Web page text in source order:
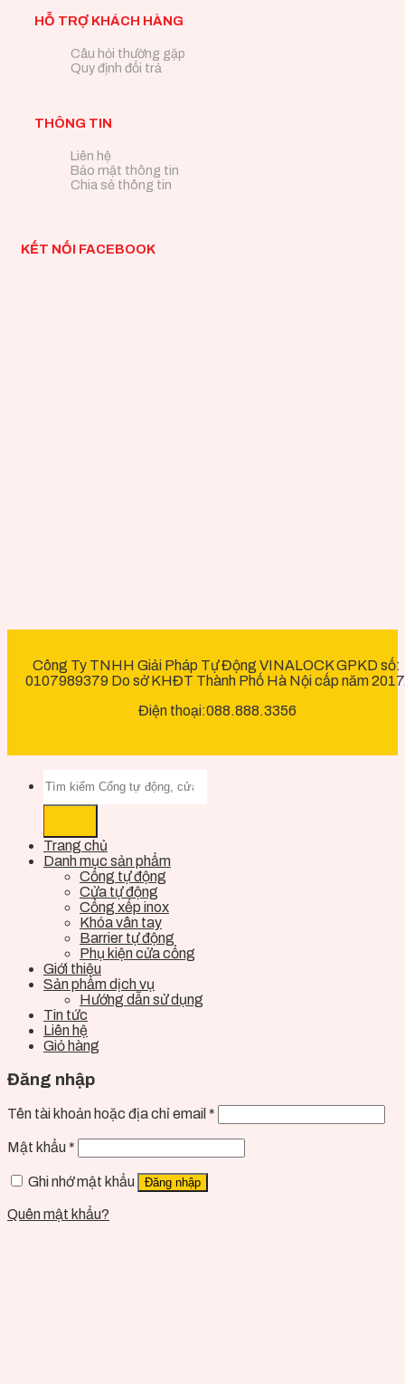
HỖ TRỢ KHÁCH HÀNG
Câu hỏi thường gặp
Quy định đổi trả
THÔNG TIN
Liên hệ
Bảo mật thông tin
Chia sẻ thông tin
KẾT NỐI FACEBOOK
Công Ty TNHH Giải Pháp Tự Động VINALOCK GPKD số:
0107989379 Do sở KHĐT Thành Phố Hà Nội cấp năm
Điện thoại:088.888.3356
Trang chủ
Danh mục sản phẩm
Cổng tự động
Cửa tự động
Cổng xếp inox
Khóa vân tay
Barrier tự động
Phụ kiện cửa cổng
Giới thiệu
Sản phẩm dịch vụ
Hướng dẫn sử dụng
Tin tức
Liên hệ
Giỏ hàng
Đăng nhập
Tên tài khoản hoặc địa chỉ email *
Mật khẩu *
Ghi nhớ mật khẩu Đăng nhập
Quên mật khẩu?